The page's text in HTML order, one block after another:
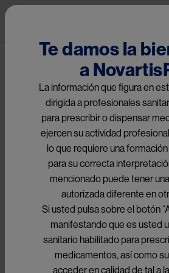
Pasar
Política de
Cookies
Política De
Cookies
Te damos la
a
La información que figura en
dirigida a profesionales
para prescribir o dispensar
ejercen su actividad
lo que requiere una
para su correcta
mencionado puede tener
autorizada diferente en
Si usted pulsa sobre el botón
manifestando que es usted
sanitario habilitado para
medicamentos, así como
acceder en calidad de tal a